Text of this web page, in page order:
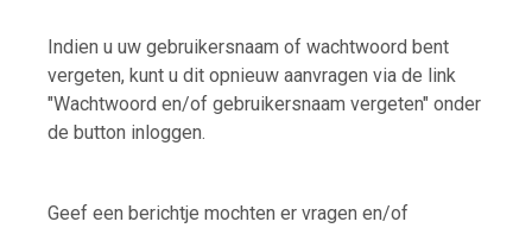
Indien u uw gebruikersnaam of wachtwoord bent
vergeten, kunt u dit opnieuw aanvragen via de link
"Wachtwoord en/of gebruikersnaam vergeten" onder
de button inloggen.
Geef een berichtje mochten er vragen en/of